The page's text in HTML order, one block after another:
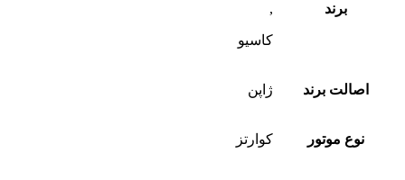
برند
,
کاسیو
اصالت برند ژاپن
نوع موتور کوارتز